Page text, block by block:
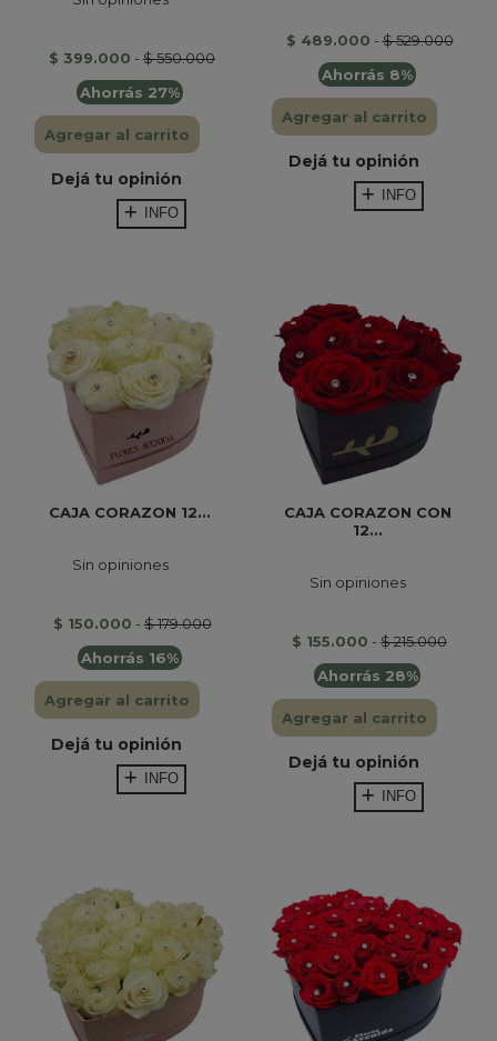
$ 399.000 - $ 550.000
Ahorrás 27%
Agregar al carrito
Dejá tu opinión
INFO
$ 489.000 -$ 529.000
Ahorrás 8%
Agregar al carrito
Dejá tu opinión
INFO
CAJA CORAZON 12...
Sin opiniones
$ 150.000 -$ 179.000
Ahorrás 16%
Agregar al carrito
Dejá tu opinión
INFO
CAJA CORAZON CON
12...
Sin opiniones
$ 155.000 - $ 215.000
Ahorrás 28%
Agregar al carrito
Dejá tu opinión
INFO